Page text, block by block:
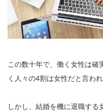
この数十年で、働く女性は確
く人々の4割は女性だと言われ
しかし、結婚を機に退職する